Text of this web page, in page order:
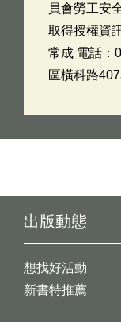
員會勞工安
取得授權資
常成 電話：
區橫科路
出版動態
想找好活動
新書特推薦